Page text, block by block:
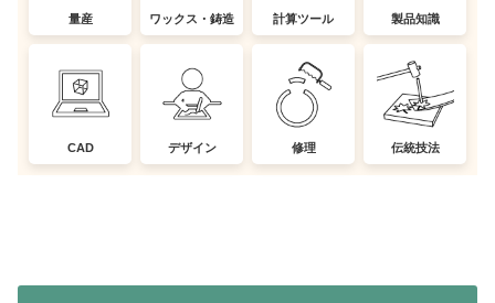
量産 ワックス・鋳造 計算ツール 製品知識
CAD デザイン 修理 伝統技法